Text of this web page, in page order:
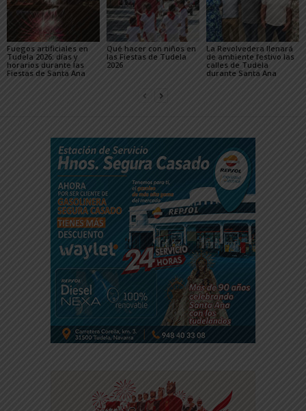
Fuegos artificiales en
Tudela 2026: días y
horarios durante las
Fiestas de Santa Ana
Qué hacer con niños en
las Fiestas de Tudela
2026
La Revolvedera llenará
de ambiente festivo las
calles de Tudela
durante Santa Ana